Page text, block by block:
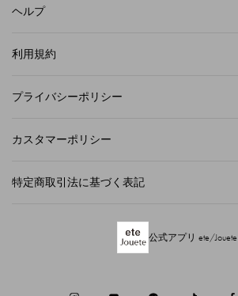
ヘルプ
利用規約
プライバシーポリシー
カスタマーポリシー
特定商取引法に基づく表記
公式アプリ ete/Jouete